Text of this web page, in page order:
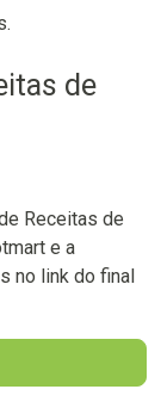
de
Receitas de
e a
no link do final